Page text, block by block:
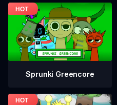
Sprunki Greencore